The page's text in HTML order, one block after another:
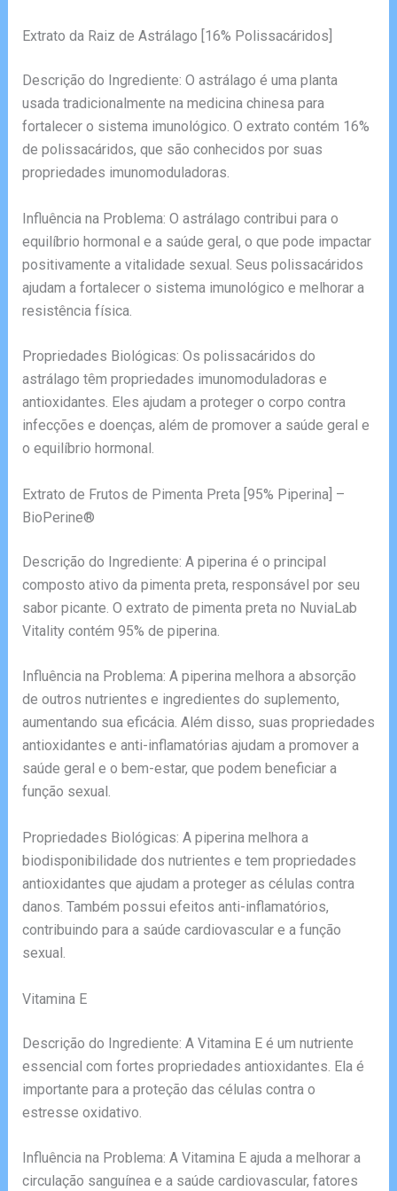
Extrato da Raiz de Astrálago [16% Polissacáridos]
Descrição do Ingrediente: O astrálago é uma planta
usada tradicionalmente na medicina chinesa para
fortalecer o sistema imunológico. O extrato contém 16%
de polissacáridos, que são conhecidos por suas
propriedades imunomoduladoras.
Influência na Problema: O astrálago contribui para o
equilíbrio hormonal e a saúde geral, o que pode impactar
positivamente a vitalidade sexual. Seus polissacáridos
ajudam a fortalecer o sistema imunológico e melhorar a
resistência física.
Propriedades Biológicas: Os polissacáridos do
astrálago têm propriedades imunomoduladoras e
antioxidantes. Eles ajudam a proteger o corpo contra
infecções e doenças, além de promover a saúde geral e
o equilíbrio hormonal.
Extrato de Frutos de Pimenta Preta [95% Piperina] –
BioPerine®
Descrição do Ingrediente: A piperina é o principal
composto ativo da pimenta preta, responsável por seu
sabor picante. O extrato de pimenta preta no NuviaLab
Vitality contém 95% de piperina.
Influência na Problema: A piperina melhora a absorção
de outros nutrientes e ingredientes do suplemento,
aumentando sua eficácia. Além disso, suas propriedades
antioxidantes e anti-inflamatórias ajudam a promover a
saúde geral e o bem-estar, que podem beneficiar a
função sexual.
Propriedades Biológicas: A piperina melhora a
biodisponibilidade dos nutrientes e tem propriedades
antioxidantes que ajudam a proteger as células contra
danos. Também possui efeitos anti-inflamatórios,
contribuindo para a saúde cardiovascular e a função
sexual.
Vitamina E
Descrição do Ingrediente: A Vitamina E é um nutriente
essencial com fortes propriedades antioxidantes. Ela é
importante para a proteção das células contra o
estresse oxidativo.
Influência na Problema: A Vitamina E ajuda a melhorar a
circulação sanguínea e a saúde cardiovascular, fatores